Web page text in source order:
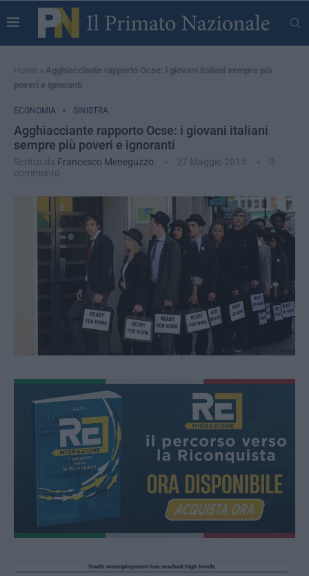
Home » Agghiacciante rapporto Ocse: i giovani italiani sempre più
poveri e ignoranti
ECONOMIA SINISTRA
Agghiacciante rapporto Ocse: i giovani italiani
sempre più poveri e ignoranti
Scritto da Francesco Meneguzzo 27 Maggio 2015
0
commento